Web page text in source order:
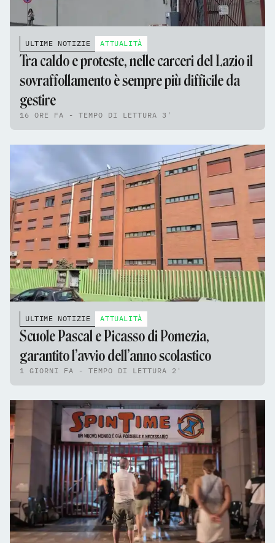
ULTIME NOTIZIE ATTUALITÀ
Tra caldo e proteste, nelle carceri del Lazio il
sovraffollamento è sempre più difficile da
gestire
16 ORE FA - TEMPO DI LETTURA 3'
ULTIME NOTIZIE ATTUALITÀ
Scuole Pascal e Picasso di Pomezia,
garantito l’avvio dell’anno scolastico
1 GIORNI FA - TEMPO DI LETTURA 2'